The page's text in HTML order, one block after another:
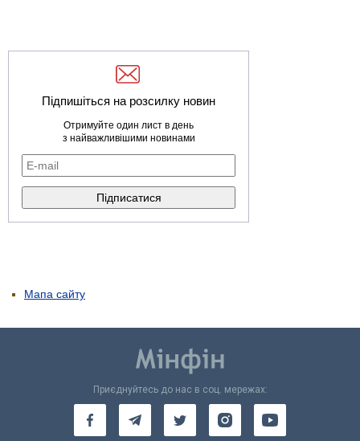
Підпишіться на розсилку новин
Отримуйте один лист в день
з найважливішими новинами
Мапа сайту
Приєднуйтесь до нас в соц. мережах: